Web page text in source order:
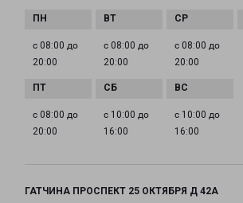
с 08:00 до
20:00
с 08:00 до
20:00
с 08:00 до
20:00
с 08:00 до
20:00
с 10:00 до
16:00
с 10:00 до
16:00
ГАТЧИНА ПРОСПЕКТ 25 ОКТЯБРЯ Д 42А